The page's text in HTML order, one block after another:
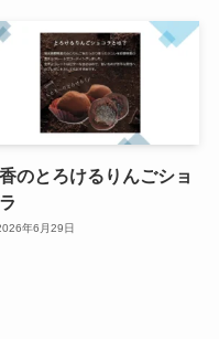
のとろけるりんごショ
年6月29日